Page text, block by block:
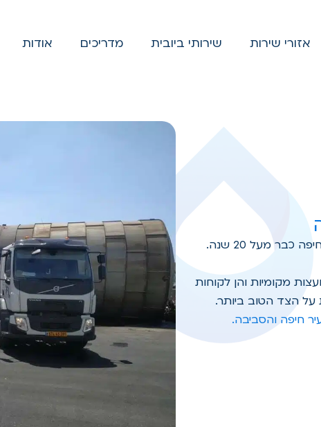
אזורי שירות שירותי ביובית מדריכים אודות
מקומיות והן לקוחות
על הצד הטוב ביותר.
חיפה והסביבה.